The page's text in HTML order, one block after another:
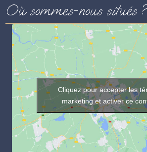
Où sommes-nous situés ?
Cliquez pour accepter les
marketing et activer ce